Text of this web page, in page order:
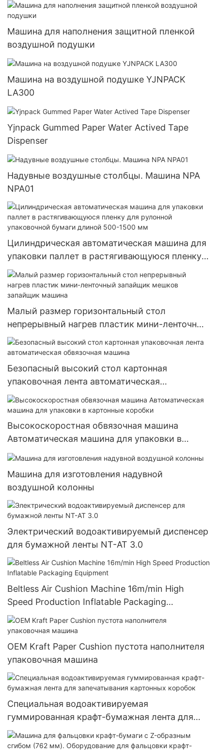
Машина для наполнения защитной пленкой
воздушной подушки
Машина на воздушной подушке YJNPACK
LA300
Yjnpack Gummed Paper Water Actived Tape
Dispenser
Надувные воздушные столбцы. Машина NPA
NPA01
Цилиндрическая автоматическая машина для
упаковки паллет в растягивающуюся пленку
для рулонной упаковочной бумаги длиной
500-1500 мм
Малый размер горизонтальный стол
непрерывный нагрев пластик мини-ленточный
запайщик мешков запайщик машина
Безопасный высокий стол картонная
упаковочная лента автоматическая
обвязочная машина
Высокоскоростная обвязочная машина
Автоматическая машина для упаковки в
картонные коробки
Машина для изготовления надувной
воздушной колонны
Электрический водоактивируемый диспенсер
для бумажной ленты NT-AT 3.0
Beltless Air Cushion Machine 16m/min High
Speed Production Inflatable Packaging
Equipment
OEM Kraft Paper Cushion пустота наполнителя
упаковочная машина
Специальная водоактивируемая
гуммированная крафт-бумажная лента для
запечатывания картонных коробок